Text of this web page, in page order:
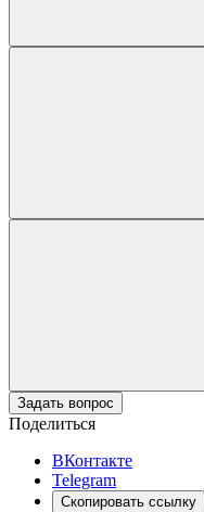
Задать вопрос
Поделиться
ВКонтакте
Telegram
Скопировать ссылку